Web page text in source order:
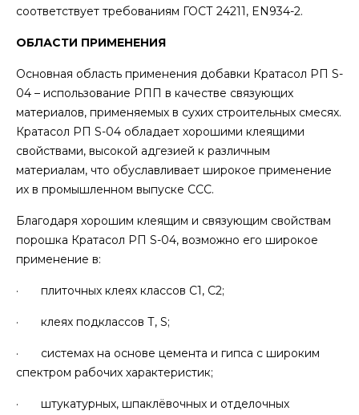
соответствует требованиям ГОСТ 24211, EN934-2.
ОБЛАСТИ ПРИМЕНЕНИЯ
Основная область применения добавки Кратасол РП S-
04 – использование РПП в качестве связующих
материалов, применяемых в сухих строительных смесях.
Кратасол РП S-04 обладает хорошими клеящими
свойствами, высокой адгезией к различным
материалам, что обуславливает широкое применение
их в промышленном выпуске ССС.
Благодаря хорошим клеящим и связующим свойствам
порошка Кратасол РП S-04, возможно его широкое
применение в:
· плиточных клеях классов С1, С2;
· клеях подклассов Т, S;
· системах на основе цемента и гипса с широким
спектром рабочих характеристик;
· штукатурных, шпаклёвочных и отделочных